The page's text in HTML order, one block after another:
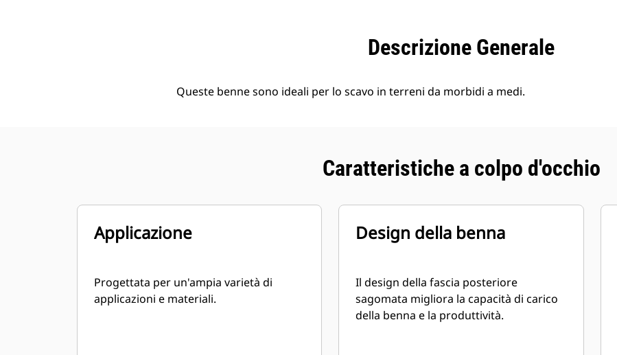
Descrizione Generale
Queste benne sono ideali per lo scavo in terreni da morbidi a medi.
Caratteristiche a colpo d'occhio
Applicazione
Progettata per un'ampia varietà di
applicazioni e materiali.
Design della benna
Il design della fascia posteriore
sagomata migliora la capacità di carico
della benna e la produttività.